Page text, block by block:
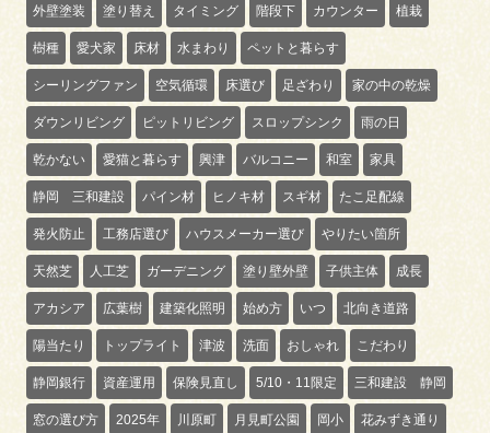
外壁塗装 塗り替え タイミング 階段下 カウンター 植栽
樹種 愛犬家 床材 水まわり ペットと暮らす
シーリングファン 空気循環 床選び 足ざわり 家の中の乾燥
ダウンリビング ピットリビング スロップシンク 雨の日
乾かない 愛猫と暮らす 興津 バルコニー 和室 家具
静岡 三和建設 パイン材 ヒノキ材 スギ材 たこ足配線
発火防止 工務店選び ハウスメーカー選び やりたい箇所
天然芝 人工芝 ガーデニング 塗り壁外壁 子供主体 成長
アカシア 広葉樹 建築化照明 始め方 いつ 北向き道路
陽当たり トップライト 津波 洗面 おしゃれ こだわり
静岡銀行 資産運用 保険見直し 5/10・11限定 三和建設 静岡
窓の選び方 2025年 川原町 月見町公園 岡小 花みずき通り